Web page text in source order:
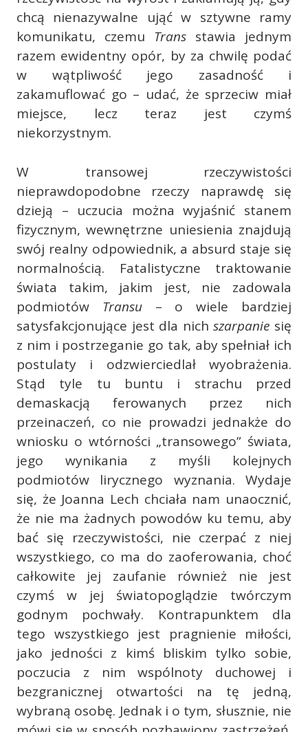
chcą nienazywalne ująć w sztywne ramy
komunikatu, czemu Trans stawia jednym
razem ewidentny opór, by za chwilę podać
w wątpliwość jego zasadność i
zakamuflować go – udać, że sprzeciw miał
miejsce, lecz teraz jest czymś
niekorzystnym.
W transowej rzeczywistości
nieprawdopodobne rzeczy naprawdę się
dzieją – uczucia można wyjaśnić stanem
fizycznym, wewnętrzne uniesienia znajdują
swój realny odpowiednik, a absurd staje się
normalnością. Fatalistyczne traktowanie
świata takim, jakim jest, nie zadowala
podmiotów Transu– o wiele bardziej
satysfakcjonujące jest dla nichszarpanie się
z nim i postrzeganie go tak, aby spełniał ich
postulaty i odzwierciedlał wyobrażenia.
Stąd tyle tu buntu i strachu przed
demaskacją ferowanych przez nich
przeinaczeń, co nie prowadzi jednakże do
wniosku o wtórności „transowego” świata,
jego wynikania z myśli kolejnych
podmiotów lirycznego wyznania. Wydaje
się, że Joanna Lech chciała nam unaocznić,
że nie ma żadnych powodów ku temu, aby
bać się rzeczywistości, nie czerpać z niej
wszystkiego, co ma do zaoferowania, choć
całkowite jej zaufanie również nie jest
czymś w jej światopoglądzie twórczym
godnym pochwały. Kontrapunktem dla
tego wszystkiego jest pragnienie miłości,
jako jedności z kimś bliskim tylko sobie,
poczucia z nim wspólnoty duchowej i
bezgranicznej otwartości na tę jedną,
wybraną osobę. Jednak i o tym, słusznie, nie